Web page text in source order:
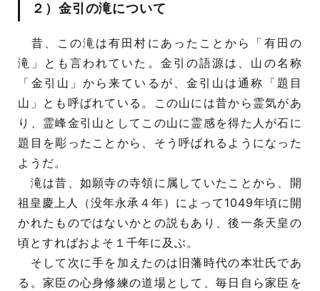
２）金引の滝について
昔、この滝は有田村にあったことから「有田の
滝」とも言われていた。金引の語源は、山の名称
「金引山」から来ているが、金引山は通称「題目
山」とも呼ばれている。この山には昔から霊気があ
り、霊峰金引山としてこの山に霊感を得た人が石に
題目を彫ったことから、そう呼ばれるようになった
ようだ。
滝は昔、如願寺の寺領に属していたことから、開
祖皇慶上人（没年永承４年）によって1049年頃に開
かれたものではないかとの説もあり、後一条天皇の
頃とすればおよそ１千年に及ぶ。
そして次に手を加えたのは旧藩時代の本壮氏であ
る。家臣の心身修練の道場として、毎日自ら家臣を